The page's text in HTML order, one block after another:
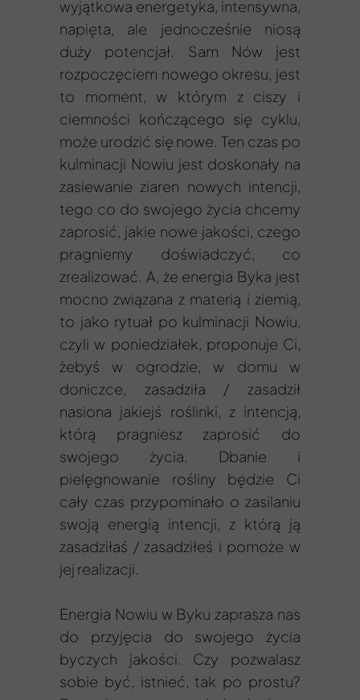
wyjątkowa energetyka, intensywna,
napięta, ale jednocześnie niosą
duży potencjał. Sam Nów jest
rozpoczęciem nowego okresu, jest
to moment, w którym z ciszy i
ciemności kończącego się cyklu,
może urodzić się nowe. Ten czas po
kulminacji Nowiu jest doskonały na
zasiewanie ziaren nowych intencji,
tego co do swojego życia chcemy
zaprosić, jakie nowe jakości, czego
pragniemy doświadczyć, co
zrealizować. A, że energia Byka jest
mocno związana z materią i ziemią,
to jako rytuał po kulminacji Nowiu,
czyli w poniedziałek, proponuje Ci,
żebyś w ogrodzie, w domu w
doniczce, zasadziła / zasadził
nasiona jakiejś roślinki, z intencją,
którą pragniesz zaprosić do
swojego życia. Dbanie i
pielęgnowanie rośliny będzie Ci
cały czas przypominało o zasilaniu
swoją energią intencji, z którą ją
zasadziłaś / zasadziłeś i pomoże w
jej realizacji.
Energia Nowiu w Byku zaprasza nas
do przyjęcia do swojego życia
byczych jakości. Czy pozwalasz
sobie być, istnieć, tak po prostu?